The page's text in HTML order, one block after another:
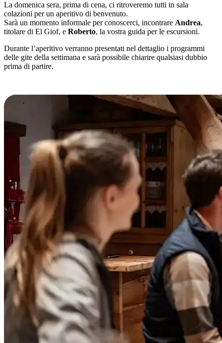
La domenica sera, prima di cena, ci ritroveremo tutti in sala
colazioni per un aperitivo di benvenuto.
Sarà un momento informale per conoscerci, incontrare Andrea,
titolare di El Giof, e Roberto, la vostra guida per le escursioni.
Durante l’aperitivo verranno presentati nel dettaglio i programmi
delle gite della settimana e sarà possibile chiarire qualsiasi dubbio
prima di partire.